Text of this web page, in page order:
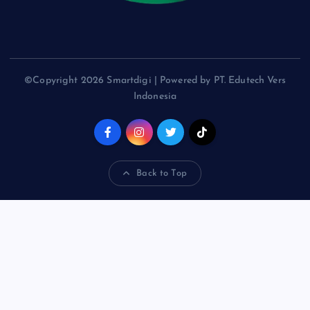
©Copyright 2026 Smartdigi | Powered by PT. Edutech Vers
Indonesia
Back to Top